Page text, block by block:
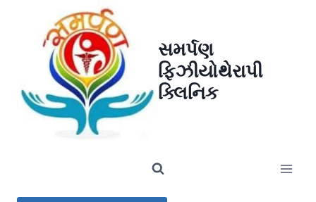
સમર્પણ
ફિઝીયોથેરાપી
ક્લિનિક